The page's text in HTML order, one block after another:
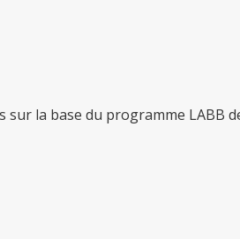
la base du programme LABB